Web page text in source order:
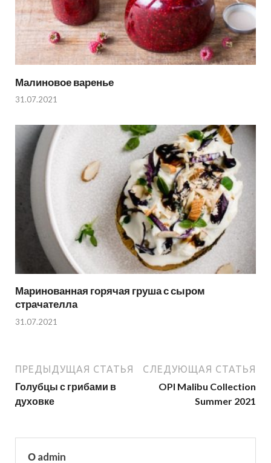
Малиновое варенье
31.07.2021
Маринованная горячая груша с сыром
страчателла
31.07.2021
ПРЕДЫДУЩАЯ СТАТЬЯ
Голубцы с грибами в
духовке
СЛЕДУЮЩАЯ СТАТЬЯ
OPI Malibu Collection
Summer 2021
О admin